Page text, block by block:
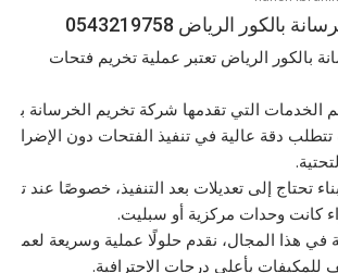
الرياض 0543219758
بالكور الرياض تعتبر عملية تخريم فتحات
الخدمات التي تقدمها شركة تخريم الخرسانة ب
دقة عالية في تنفيذ الفتحات دون الإضرا
تحتاج إلى تعديلات بعد التنفيذ، خصوصًا عند ت
كانت وحدات مركزية أو سبليت.
في هذا المجال، نقدم حلولًا عملية وسريعة لعم
بأعلى درجات الاحترافية.